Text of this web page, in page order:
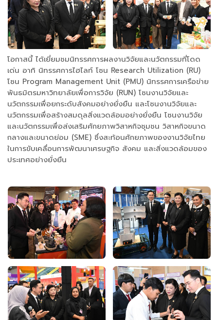
โอกาสนี้ ได้เยี่ยมชมนิทรรศการผลงานวิจัยและนวัตกรรมที่โดด
เด่น อาทิ นิทรรศการไฮไลท์ โซน Research Utilization (RU)
โซน Program Management Unit (PMU) นิทรรศการเครือข่าย
พันธมิตรมหาวิทยาลัยเพื่อการวิจัย (RUN) โซนงานวิจัยและ
นวัตกรรมเพื่อยกระดับสังคมอย่างยั่งยืน และโซนงานวิจัยและ
นวัตกรรมเพื่อสร้างสมดุลสิ่งแวดล้อมอย่างยั่งยืน โซนงานวิจัย
และนวัตกรรมเพื่อส่งเสริมศักยภาพวิสาหกิจชุมชน วิสาหกิจขนาด
กลางและขนาดย่อม (SME) ซึ่งสะท้อนศักยภาพของงานวิจัยไทย
ในการขับเคลื่อนการพัฒนาเศรษฐกิจ สังคม และสิ่งแวดล้อมของ
ประเทศอย่างยั่งยืน